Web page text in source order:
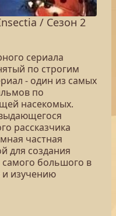
/ Сезон 2
сериала
по строгим
- один из самых
по
насекомых.
рассказчика
частная
для создания
большого в
изучению